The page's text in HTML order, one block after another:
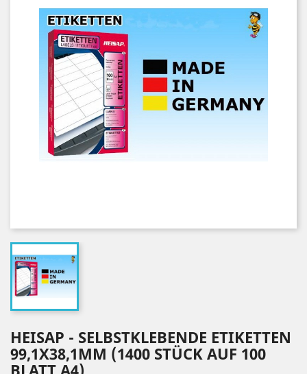
HEISAP - SELBSTKLEBENDE ETIKETTEN
99,1X38,1MM (1400 STÜCK AUF 100
BLATT A4)